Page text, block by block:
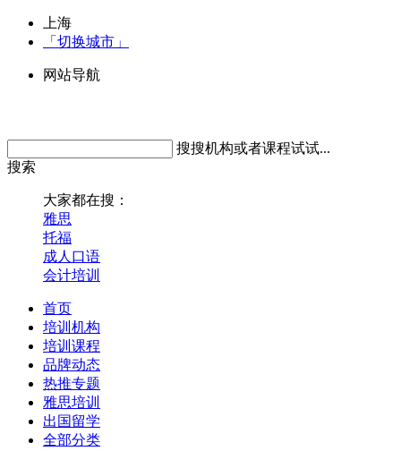
上海
「切换城市」
网站导航
搜搜机构或者课程试试...
搜索
大家都在搜：
雅思
托福
成人口语
会计培训
首页
培训机构
培训课程
品牌动态
热推专题
雅思培训
出国留学
全部分类